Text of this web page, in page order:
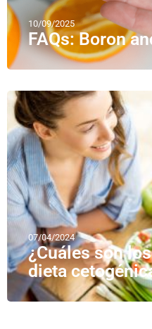
10/09/2025
FAQs: Boron
07/04/2024
¿Cuáles son
dieta